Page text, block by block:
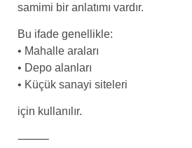
samimi bir anlatımı vardır.
Bu ifade genellikle:
• Mahalle araları
• Depo alanları
• Küçük sanayi siteleri
için kullanılır.
⸻